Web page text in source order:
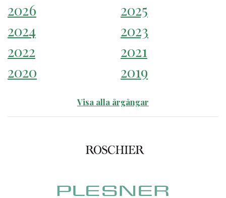
2026
2025
2024
2023
2022
2021
2020
2019
Visa alla årgångar